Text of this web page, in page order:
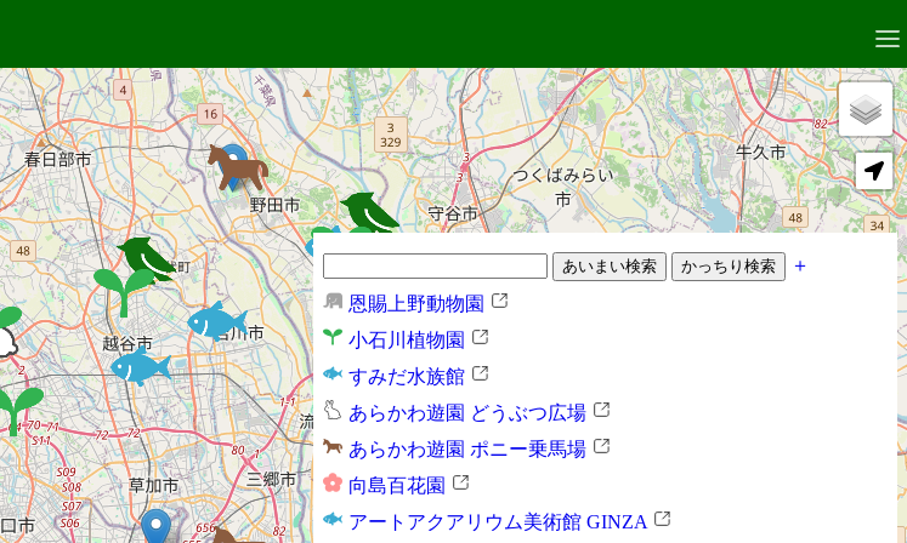
＋
恩賜上野動物園
小石川植物園
すみだ水族館
あらかわ遊園 どうぶつ広場
あらかわ遊園 ポニー乗馬場
向島百花園
アートアクアリウム美術館 GINZA